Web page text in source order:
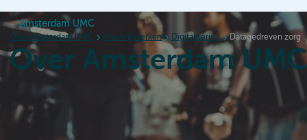
Amsterdam UMC
Over Amsterdam UMC Hoe wij werken Digitalisering Datagedreven zorg
Over Amsterdam UMC